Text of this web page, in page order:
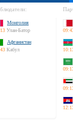
Монголия
Улан-Батор
Афганистан
Кабул